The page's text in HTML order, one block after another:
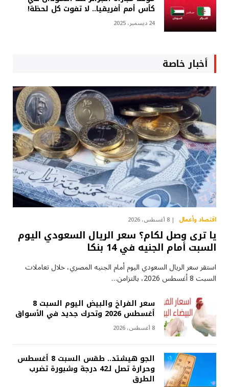
كأس أمم أفريقيا.. لا تفوت كل لحظة!
24 ديسمبر، 2025
أخبار خاصة
اقتصاد وأعمال 8 أغسطس، 2026
يا ترى وصل لكام؟ سعر الريال السعودي اليوم
السبت أمام الجنيه في 14 بنكا
استقر سعر الريال السعودي اليوم أمام الجنيه المصري، خلال تعاملات
السبت 8 أغسطس 2026، بالتزامن…
سعر الفراخ والبيض اليوم السبت 8
أغسطس 2026 وتحرك جديد في الأسواق
8 أغسطس، 2026
الجو هيشتد.. طقس السبت 8 أغسطس
وحرارة تصل لـ42 درجة وشبورة تضرب
الطرق